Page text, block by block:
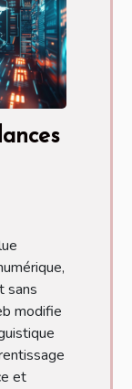
sans
modifie
et